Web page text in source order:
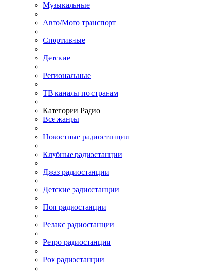
Музыкальные
Авто/Мото транспорт
Спортивные
Детские
Региональные
ТВ каналы по странам
Категории Радио
Все жанры
Новостные радиостанции
Клубные радиостанции
Джаз радиостанции
Детские радиостанции
Поп радиостанции
Релакс радиостанции
Ретро радиостанции
Рок радиостанции